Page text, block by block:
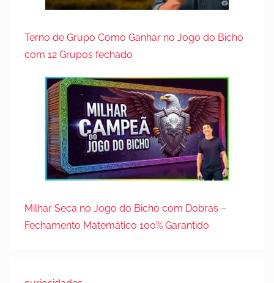
Terno de Grupo Como Ganhar no Jogo do Bicho
com 12 Grupos fechado
Milhar Seca no Jogo do Bicho com Dobras –
Fechamento Matemático 100% Garantido